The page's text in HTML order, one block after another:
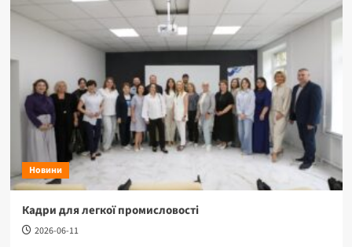
Новини
Кадри для легкої промисловості
2026-06-11